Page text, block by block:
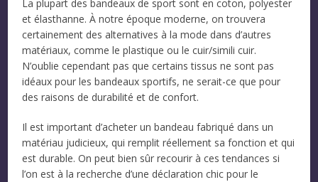
La plupart des bandeaux de sport sont en coton, polyester
et élasthanne. À notre époque moderne, on trouvera
certainement des alternatives à la mode dans d’autres
matériaux, comme le plastique ou le cuir/simili cuir.
N’oublie cependant pas que certains tissus ne sont pas
idéaux pour les bandeaux sportifs, ne serait-ce que pour
des raisons de durabilité et de confort.
Il est important d’acheter un bandeau fabriqué dans un
matériau judicieux, qui remplit réellement sa fonction et qui
est durable. On peut bien sûr recourir à ces tendances si
l’on est à la recherche d’une déclaration chic pour le